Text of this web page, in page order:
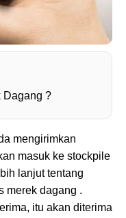
Dagang ?
mengirimkan
masuk ke stockpile
lanjut tentang
merek dagang .
itu akan diterima